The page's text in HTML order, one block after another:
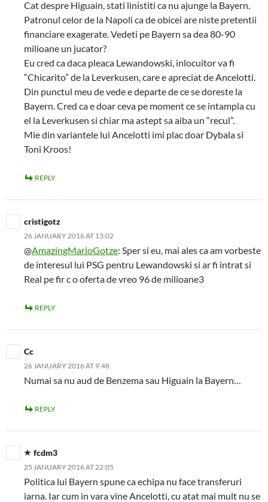
Cat despre Higuain, stati linistiti ca nu ajunge la Bayern.
Patronul celor de la Napoli ca de obicei are niste pretentii
financiare exagerate. Vedeti pe Bayern sa dea 80-90
milioane un jucator?
Eu cred ca daca pleaca Lewandowski, inlocuitor va fi
“Chicarito” de la Leverkusen, care e apreciat de Ancelotti.
Din punctul meu de vede e departe de ce se doreste la
Bayern. Cred ca e doar ceva pe moment ce se intampla cu
el la Leverkusen si chiar ma astept sa aiba un “recul”.
Mie din variantele lui Ancelotti imi plac doar Dybala si
Toni Kroos!
REPLY
cristigotz
26 JANUARY 2016 AT 13:02
@AmazingMarioGotze: Sper si eu, mai ales ca am vorbeste
de interesul lui PSG pentru Lewandowski si ar fi intrat si
Real pe fir c o oferta de vreo 96 de milioane3
REPLY
Cc
26 JANUARY 2016 AT 9:48
Numai sa nu aud de Benzema sau Higuain la Bayern…
REPLY
fcdm3
25 JANUARY 2016 AT 22:05
Politica lui Bayern spune ca echipa nu face transferuri
iarna. Iar cum in vara vine Ancelotti, cu atat mai mult nu se